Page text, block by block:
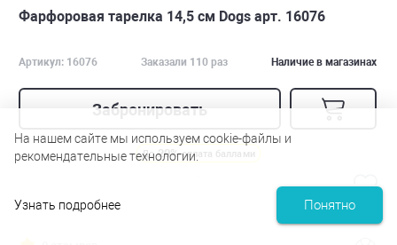
Фарфоровая тарелка 14,5 см Dogs арт. 16076
Артикул: 16076 Заказали 110 раз Наличие в магазинах
Забронировать
До20%оплата баллами
На нашем сайте мы используем cookie-файлы и
рекомендательные технологии.
Узнать подробнее Понятно